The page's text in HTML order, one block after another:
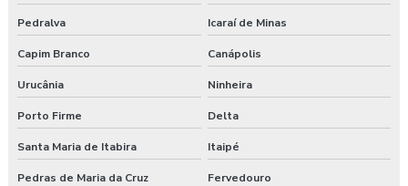
Pedralva Icaraí de Minas
Capim Branco Canápolis
Urucânia Ninheira
Porto Firme Delta
Santa Maria de Itabira Itaipé
Pedras de Maria da Cruz Fervedouro